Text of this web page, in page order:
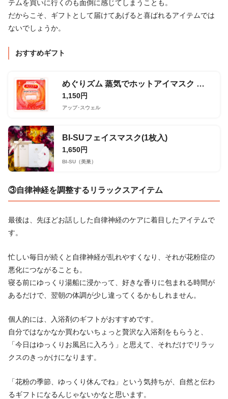
テムを買いに行くのも面倒に感じてしまうことも。
だからこそ、ギフトとして届けてあげると喜ばれるアイテムでは
ないでしょうか。
おすすめギフト
めぐりズム 蒸気でホットアイマスク 無香料 5枚セット
1,150円
アップ･スウェル
BI-SUフェイスマスク(1枚入)
1,650円
BI-SU（美巣）
③自律神経を調整するリラックスアイテム
最後は、先ほどお話しした自律神経のケアに着目したアイテムで
す。
忙しい毎日が続くと自律神経が乱れやすくなり、それが花粉症の
悪化につながることも。
寝る前にゆっくり湯船に浸かって、好きな香りに包まれる時間が
あるだけで、翌朝の体調が少し違ってくるかもしれません。
個人的には、入浴剤のギフトがおすすめです。
自分ではなかなか買わないちょっと贅沢な入浴剤をもらうと、
「今日はゆっくりお風呂に入ろう」と思えて、それだけでリラッ
クスのきっかけになります。
「花粉の季節、ゆっくり休んでね」という気持ちが、自然と伝わ
るギフトになるんじゃないかなと思います。